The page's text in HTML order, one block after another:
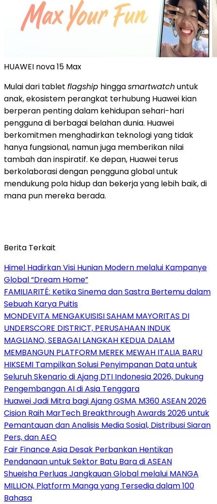
HUAWEI nova 15 Max
Mulai dari tablet flagship hinggasmartwatchuntuk
anak, ekosistem perangkat terhubung Huawei kian
berperan penting dalam kehidupan sehari-hari
pengguna di berbagai belahan dunia. Huawei
berkomitmen menghadirkan teknologi yang tidak
hanya fungsional, namun juga memberikan nilai
tambah dan inspiratif. Ke depan, Huawei terus
berkolaborasi dengan pengguna global untuk
mendukung pola hidup dan bekerja yang lebih baik, di
mana pun mereka berada.
Berita Terkait
Himel Hadirkan Visi Hunian Modern melalui Kampanye
Global “Dream Home”
FAMILIARITÉ: Ketika Sinema dan Sastra Bertemu dalam
Sebuah Karya Puitis
MONDEVITA MENGAKUISISI SAHAM MAYORITAS DI
UNDERSCORE DISTRICT, PERUSAHAAN INDUK
MAGLIANO, SEBAGAI LANGKAH KEDUA DALAM
MEMBANGUN PLATFORM MEREK MEWAH ITALIA BARU
HIKSEMI Tampilkan Solusi Penyimpanan Data untuk
Seluruh Skenario di Ajang DTI Indonesia 2026, Dukung
Pengembangan AI di Asia Tenggara
Huawei Jadi Mitra bagi Ajang GSMA M360 ASEAN 2026
Cision Raih MarTech Breakthrough Awards 2026 untuk
Pemantauan dan Analisis Media Sosial, Distribusi Siaran
Pers, dan AEO
Fair Finance Asia Desak Perbankan Hentikan
Pendanaan untuk Sektor Batu Bara di ASEAN
Shueisha Perluas Jangkauan Global melalui MANGA
MILLION, Platform Manga yang Tersedia dalam 100
Bahasa